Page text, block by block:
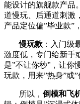
能设计的旗舰款产品
道慢玩、后通道刺激
产品定位偏”毕业款”
慢玩款 ：入门级
激度低，专门给新手
是”不让你秒”，让你
玩款，用来”热身”或”
所以， 倒模和飞